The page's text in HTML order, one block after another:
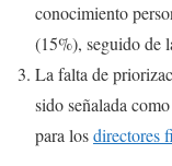
conocimiento
(15%), seguido de
La falta de
sido señalada
para losdirectores